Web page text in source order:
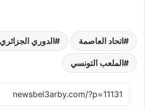
اتحاد العاصمة الدوري الجزائري
الملعب التونسي